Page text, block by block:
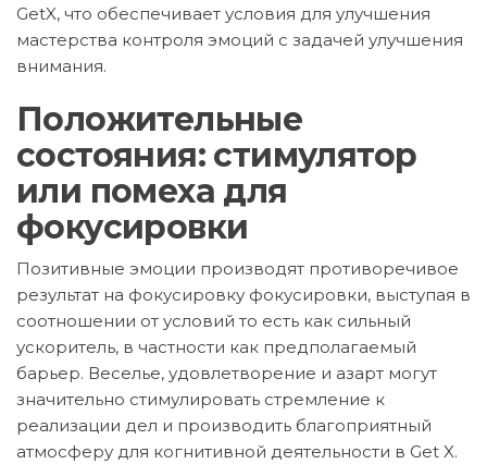
GetX, что обеспечивает условия для улучшения
мастерства контроля эмоций с задачей улучшения
внимания.
Положительные
состояния: стимулятор
или помеха для
фокусировки
Позитивные эмоции производят противоречивое
результат на фокусировку фокусировки, выступая в
соотношении от условий то есть как сильный
ускоритель, в частности как предполагаемый
барьер. Веселье, удовлетворение и азарт могут
значительно стимулировать стремление к
реализации дел и производить благоприятный
атмосферу для когнитивной деятельности в Get X.